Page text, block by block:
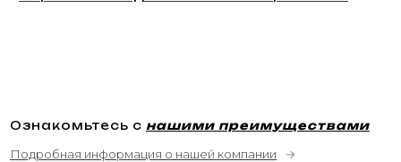
Ознакомьтесь с нашими преимуществами
Подробная информация о нашей компании →